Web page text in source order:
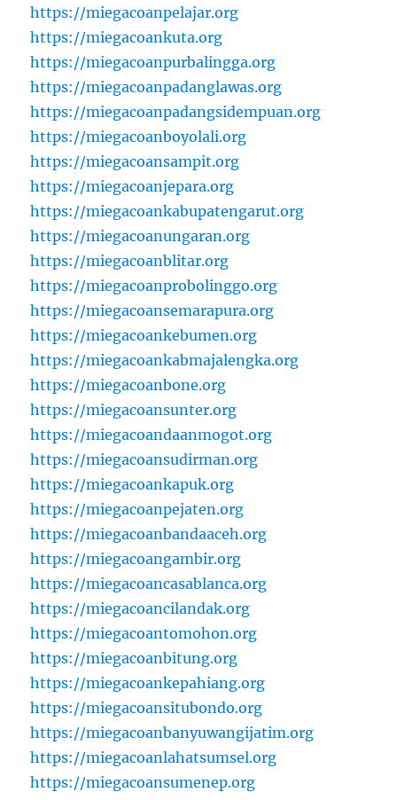
https://miegacoanpelajar.org
https://miegacoankuta.org
https://miegacoanpurbalingga.org
https://miegacoanpadanglawas.org
https://miegacoanpadangsidempuan.org
https://miegacoanboyolali.org
https://miegacoansampit.org
https://miegacoanjepara.org
https://miegacoankabupatengarut.org
https://miegacoanungaran.org
https://miegacoanblitar.org
https://miegacoanprobolinggo.org
https://miegacoansemarapura.org
https://miegacoankebumen.org
https://miegacoankabmajalengka.org
https://miegacoanbone.org
https://miegacoansunter.org
https://miegacoandaanmogot.org
https://miegacoansudirman.org
https://miegacoankapuk.org
https://miegacoanpejaten.org
https://miegacoanbandaaceh.org
https://miegacoangambir.org
https://miegacoancasablanca.org
https://miegacoancilandak.org
https://miegacoantomohon.org
https://miegacoanbitung.org
https://miegacoankepahiang.org
https://miegacoansitubondo.org
https://miegacoanbanyuwangijatim.org
https://miegacoanlahatsumsel.org
https://miegacoansumenep.org